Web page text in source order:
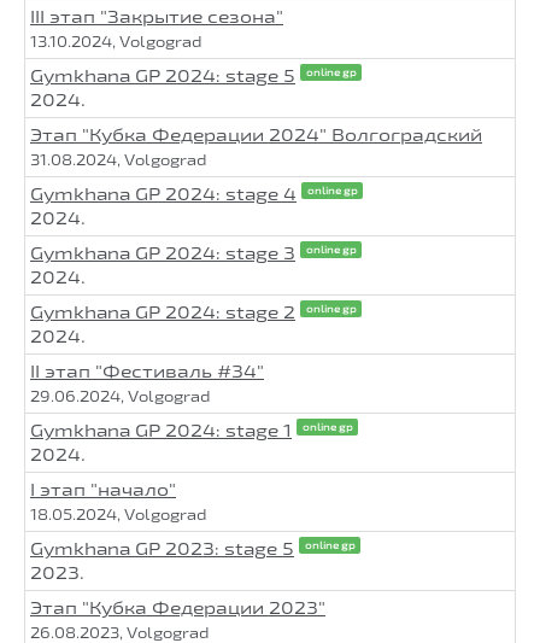
III этап "Закрытие сезона"
13.10.2024, Volgograd
Gymkhana GP 2024: stage 5 online gp
2024.
Этап "Кубка Федерации 2024" Волгоградский
31.08.2024, Volgograd
Gymkhana GP 2024: stage 4 online gp
2024.
Gymkhana GP 2024: stage 3
online gp
2024.
Gymkhana GP 2024: stage 2
online gp
2024.
II этап "Фестиваль #34"
29.06.2024, Volgograd
Gymkhana GP 2024: stage 1 online gp
2024.
I этап "начало"
18.05.2024, Volgograd
Gymkhana GP 2023: stage 5 online gp
2023.
Этап "Кубка Федерации 2023"
26.08.2023, Volgograd